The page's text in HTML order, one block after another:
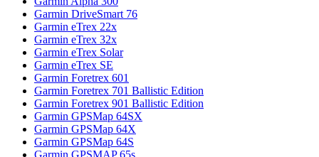
Garmin DriveSmart 76
Garmin eTrex 22x
Garmin eTrex 32x
Garmin eTrex Solar
Garmin eTrex SE
Garmin Foretrex 601
Garmin Foretrex 701 Ballistic Edition
Garmin Foretrex 901 Ballistic Edition
Garmin GPSMap 64SX
Garmin GPSMap 64X
Garmin GPSMap 64S
Garmin GPSMAP 65s